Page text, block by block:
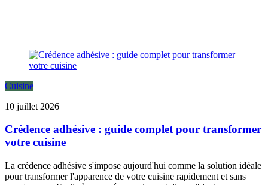
Cuisine
10 juillet 2026
Crédence adhésive : guide complet pour transformer
votre cuisine
La crédence adhésive s'impose aujourd'hui comme la solution idéale
pour transformer l'apparence de votre cuisine rapidement et sans